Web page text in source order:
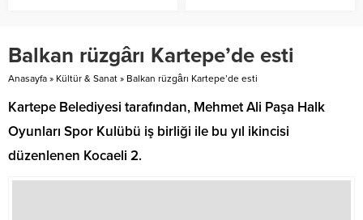
Aliağa’da düzenlenen
programla anıldı.
Balkan rüzgârı Kartepe’de esti
Anasayfa » Kültür & Sanat » Balkan rüzgârı Kartepe’de esti
Kartepe Belediyesi tarafından, Mehmet Ali Paşa Halk
Oyunları Spor Kulübü iş birliği ile bu yıl ikincisi
düzenlenen Kocaeli 2.